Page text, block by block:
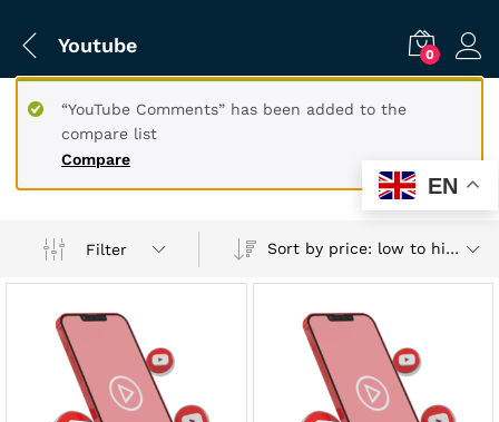
Youtube 0
Compare
“YouTube Comments” has been added to the
compare list
Filter Sort by price: low to high
EN